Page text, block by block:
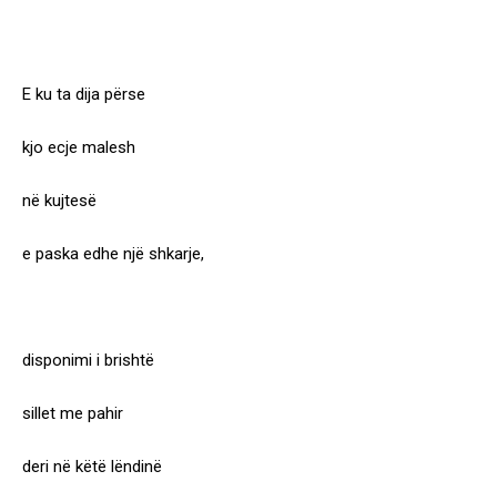
E ku ta dija përse
kjo ecje malesh
në kujtesë
e paska edhe një shkarje,
disponimi i brishtë
sillet me pahir
deri në këtë lëndinë